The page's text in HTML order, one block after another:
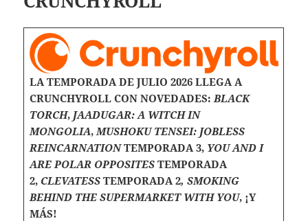
LA TEMPORADA DE JULIO 2026 LLEGA A
CRUNCHYROLL CON NOVEDADES: BLACK
TORCH, JAADUGAR: A WITCH IN
MONGOLIA, MUSHOKU TENSEI: JOBLESS
REINCARNATIONTEMPORADA 3, YOU AND I
ARE POLAR OPPOSITES TEMPORADA
2,CLEVATESS TEMPORADA 2, SMOKING
BEHIND THE SUPERMARKET WITH YOU, ¡Y
MÁS!